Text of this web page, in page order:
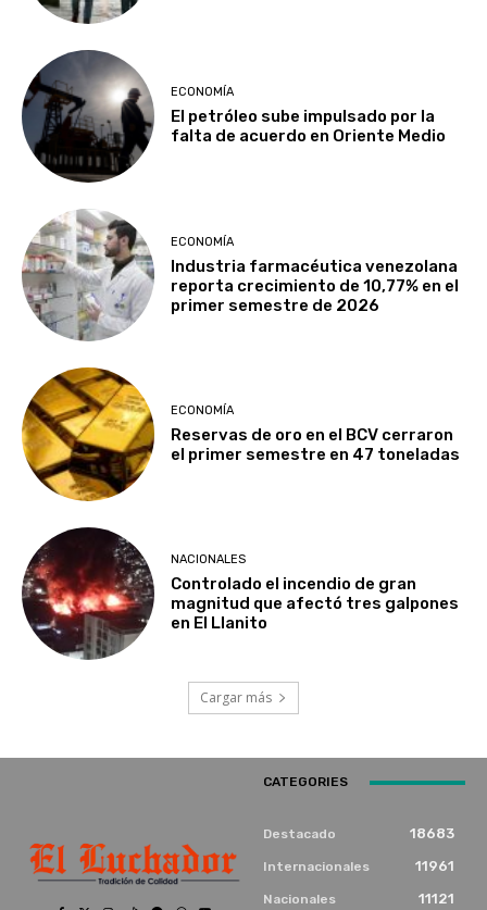
ECONOMÍA
El petróleo sube impulsado por la
falta de acuerdo en Oriente Medio
ECONOMÍA
Industria farmacéutica venezolana
reporta crecimiento de 10,77% en el
primer semestre de 2026
ECONOMÍA
Reservas de oro en el BCV cerraron
el primer semestre en 47 toneladas
NACIONALES
Controlado el incendio de gran
magnitud que afectó tres galpones
en El Llanito
Cargar más
CATEGORIES
Destacado 18683
Internacionales 11961
Nacionales 11121